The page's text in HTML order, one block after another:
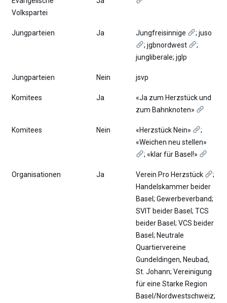
Volkspartei
Jungparteien Ja Jungfreisinnige
; juso
; jgbnordwest
;
jungliberale; jglp
Jungparteien Nein jsvp
Komitees Ja
«Ja zum Herzstück und
zum Bahnknoten»
Komitees Nein «Herzstück Nein»
;
«Weichen neu stellen»
; «klar für Basel!»
Organisationen Ja Verein Pro Herzstück
;
Handelskammer beider
Basel; Gewerbeverband;
SVIT beider Basel; TCS
beider Basel; VCS beider
Basel; Neutrale
Quartiervereine
Gundeldingen, Neubad,
St. Johann; Vereinigung
für eine Starke Region
Basel/Nordwestschweiz;